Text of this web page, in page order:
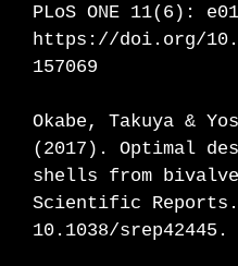
PLoS ONE 11(6):
https://doi.org/
157069
Okabe, Takuya &
(2017). Optimal
shells from
Scientific
10.1038/srep42445.